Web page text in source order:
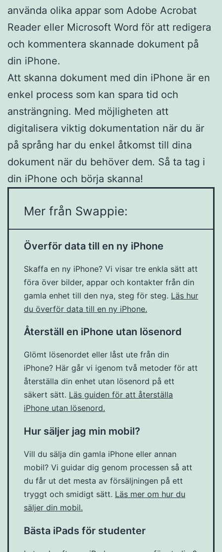
använda olika appar som Adobe Acrobat
Reader eller Microsoft Word för att redigera
och kommentera skannade dokument på
din iPhone.
Att skanna dokument med din iPhone är en
enkel process som kan spara tid och
ansträngning. Med möjligheten att
digitalisera viktig dokumentation när du är
på språng har du enkel åtkomst till dina
dokument när du behöver dem. Så ta tag i
din iPhone och börja skanna!
Mer från Swappie:
Överför data till en ny iPhone
Skaffa en ny iPhone? Vi visar tre enkla sätt att
föra över bilder, appar och kontakter från din
gamla enhet till den nya, steg för steg. Läs hur
du överför data till en ny iPhone.
Återställ en iPhone utan lösenord
Glömt lösenordet eller låst ute från din
iPhone? Här går vi igenom två metoder för att
återställa din enhet utan lösenord på ett
säkert sätt. Läs guiden för att återställa
iPhone utan lösenord.
Hur säljer jag min mobil?
Vill du sälja din gamla iPhone eller annan
mobil? Vi guidar dig genom processen så att
du får ut det mesta av försäljningen på ett
tryggt och smidigt sätt. Läs mer om hur du
säljer din mobil.
Bästa iPads för studenter